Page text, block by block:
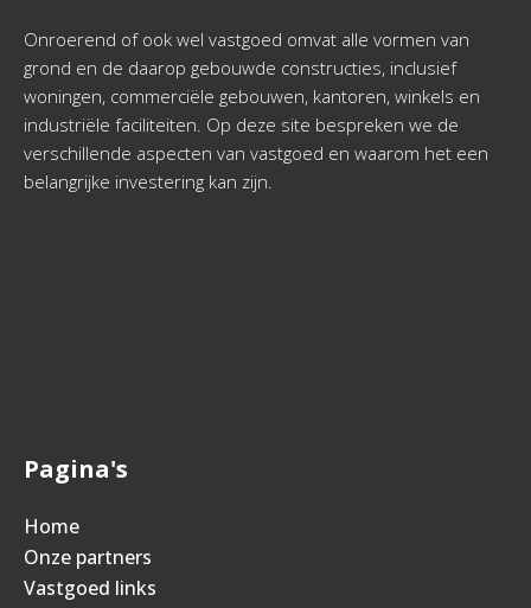
Onroerend of ook wel vastgoed omvat alle vormen van
grond en de daarop gebouwde constructies, inclusief
woningen, commerciële gebouwen, kantoren, winkels en
industriële faciliteiten. Op deze site bespreken we de
verschillende aspecten van vastgoed en waarom het een
belangrijke investering kan zijn.
Pagina's
Home
Onze partners
Vastgoed links